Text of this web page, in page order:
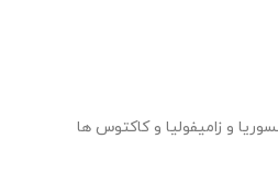
و زامیفولیا و کاکتوس ها